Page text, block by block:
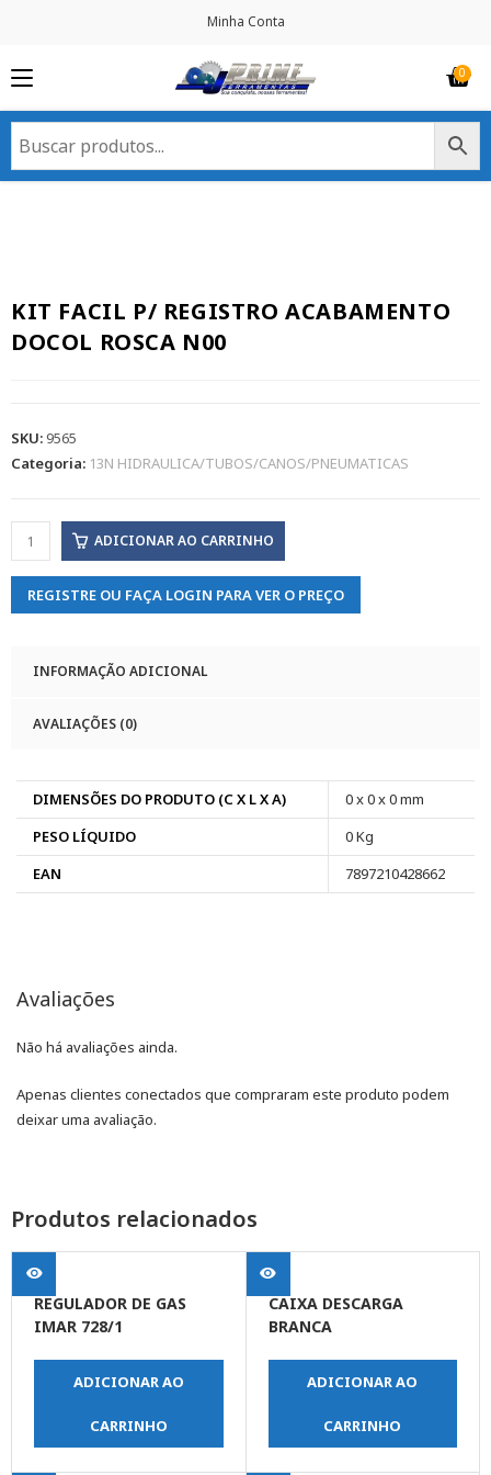
Minha Conta
KIT FACIL P/ REGISTRO ACABAMENTO
DOCOL ROSCA N00
SKU:9565
Categoria: 13N HIDRAULICA/TUBOS/CANOS/PNEUMATICAS
ADICIONAR AO CARRINHO
REGISTRE OU FAÇA LOGIN PARA VER O PREÇO
INFORMAÇÃO ADICIONAL
AVALIAÇÕES (0)
DIMENSÕES DO PRODUTO (C X L X A)
0 x 0 x 0 mm
PESO LÍQUIDO
0 Kg
EAN
7897210428662
Avaliações
Não há avaliações ainda.
Apenas clientes conectados que compraram este produto podem
deixar uma avaliação.
Produtos relacionados
REGULADOR DE GAS
IMAR 728/1
ADICIONAR AO
CARRINHO
CAIXA DESCARGA
BRANCA
ADICIONAR AO
CARRINHO